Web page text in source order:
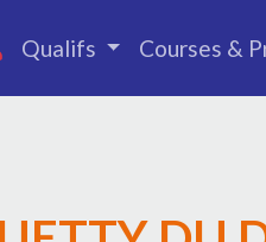
Qualifs Courses &